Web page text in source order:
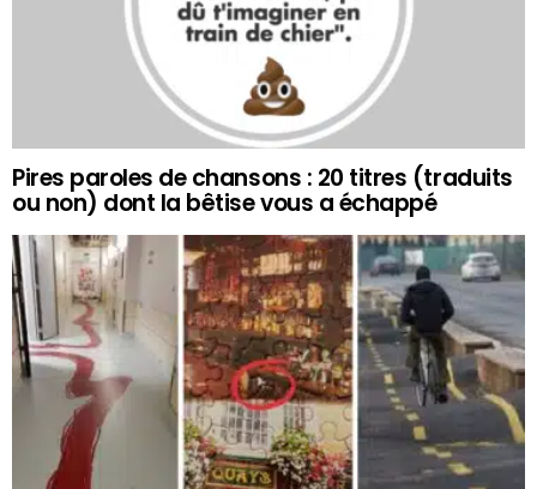
Pires paroles de chansons : 20 titres (traduits
ou non) dont la bêtise vous a échappé